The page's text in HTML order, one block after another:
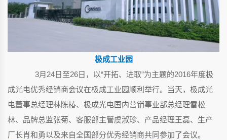
极成工业园
3月24日至26日，以“开拓、进取”为主题的2016年度极
成光电优秀经销商会议在极成工业园顺利举行。当天，极成光
电董事总经理林陈椿、极成光电国内营销事业部总经理雷松
林、品牌总监张菊、客服部主管虞淑珍、产品经理王磊、生产
厂长肖和勇以及来自全国部分优秀经销商共同参加了会议。